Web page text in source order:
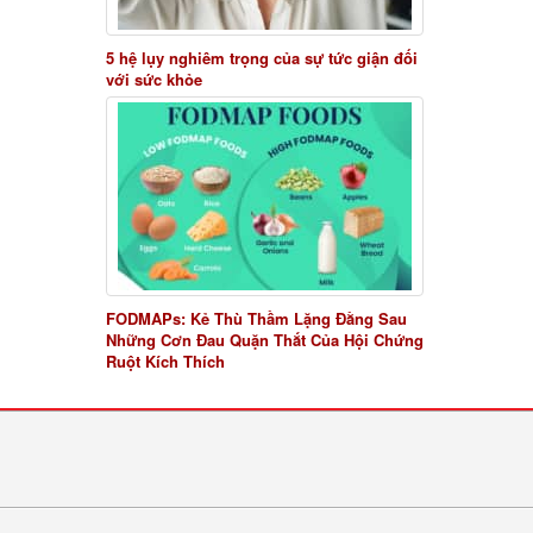
5 hệ lụy nghiêm trọng của sự tức giận đối
với sức khỏe
FODMAPs: Kẻ Thù Thầm Lặng Đằng Sau
Những Cơn Đau Quặn Thắt Của Hội Chứng
Ruột Kích Thích